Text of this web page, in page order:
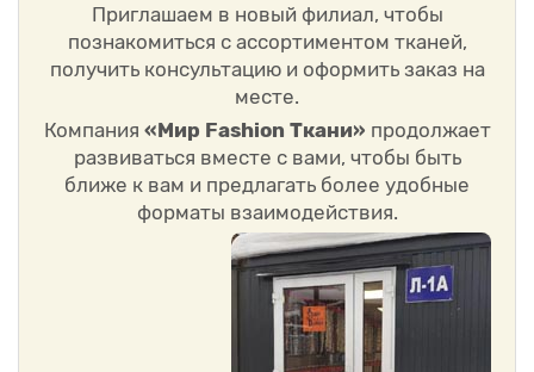
Приглашаем в новый филиал, чтобы
познакомиться с ассортиментом тканей,
получить консультацию и оформить заказ на
месте.
Компания «Мир Fashion Ткани» продолжает
развиваться вместе с вами, чтобы быть
ближе к вам и предлагать более удобные
форматы взаимодействия.